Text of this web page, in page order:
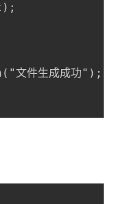
生成成功");